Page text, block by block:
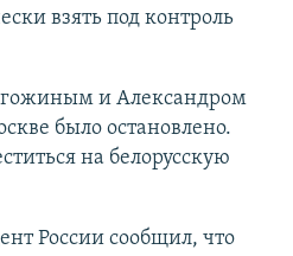
взять под контроль
и Александром
было остановлено.
на белорусскую
России сообщил, что